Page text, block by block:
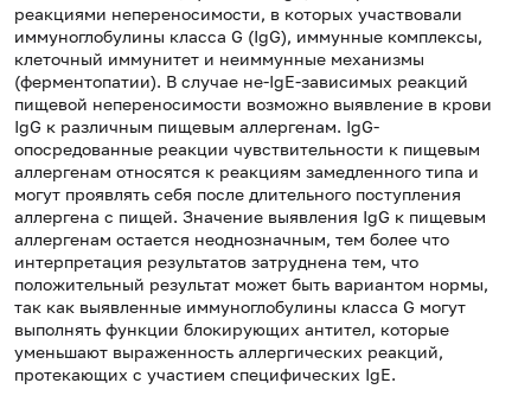
реакциями непереносимости, в которых участвовали
иммуноглобулины класса G (IgG), иммунные комплексы,
клеточный иммунитет и неиммунные механизмы
(ферментопатии). В случае не-IgE-зависимых реакций
пищевой непереносимости возможно выявление в крови
IgG к различным пищевым аллергенам. IgG-
опосредованные реакции чувствительности к пищевым
аллергенам относятся к реакциям замедленного типа и
могут проявлять себя после длительного поступления
аллергена с пищей. Значение выявления IgG к пищевым
аллергенам остается неоднозначным, тем более что
интерпретация результатов затруднена тем, что
положительный результат может быть вариантом нормы,
так как выявленные иммуноглобулины класса G могут
выполнять функции блокирующих антител, которые
уменьшают выраженность аллергических реакций,
протекающих с участием специфических IgE.